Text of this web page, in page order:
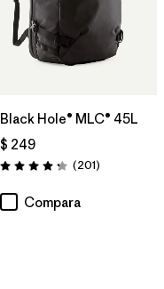
Agregar a la
Bolsa
Black Hole® MLC® 45L
$ 249
Valoración: 4.3 / 5
(201Comentarios
)
Compara